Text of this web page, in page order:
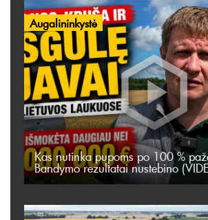
Augalininkystė
Kas nutinka pupoms po 100 %
Bandymo rezultatai nustebino